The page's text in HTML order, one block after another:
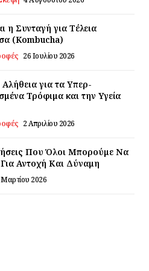
η Συνταγή για Τέλεια
(Kombucha)
26 Ιουλίου 2026
για τα Υπερ-
Τρόφιμα και την Υγεία
2 Απριλίου 2026
Που Όλοι Μπορούμε Να
Αντοχή Και Δύναμη
2026